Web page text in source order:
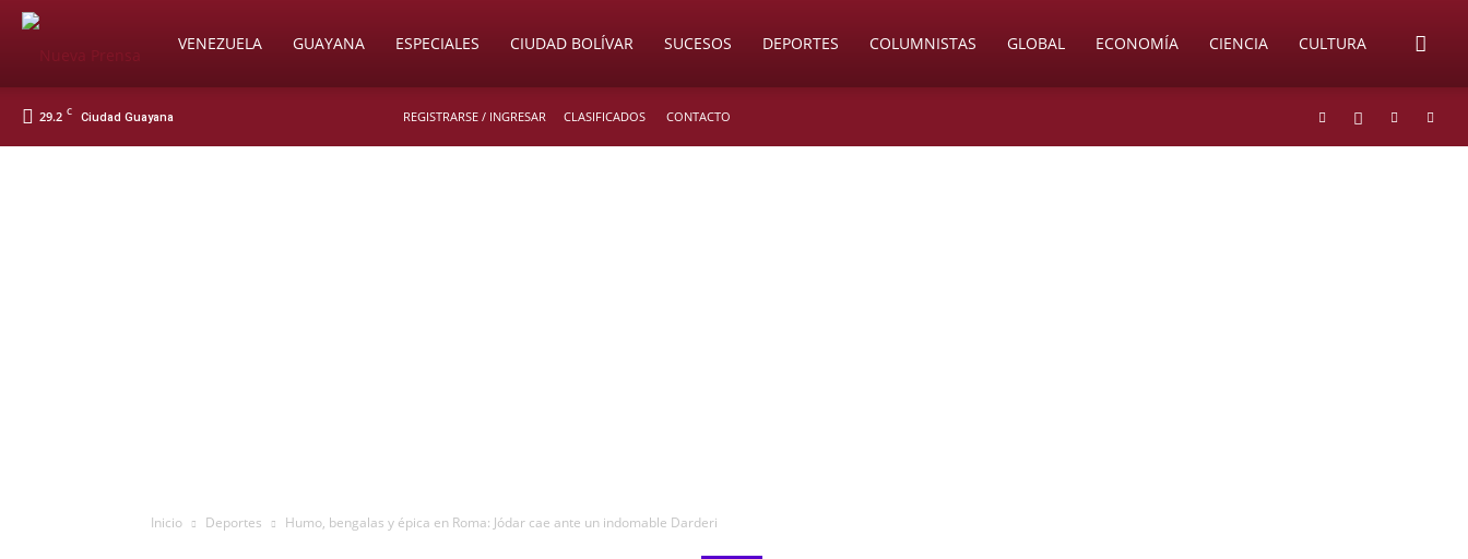
SoyVENEZUELA GUAYANA ESPECIALES CIUDAD BOLÍVAR SUCESOS DEPORTES COLUMNISTAS GLOBAL ECONOMÍA CIENCIA CULTURA
29.2 C Ciudad Guayana REGISTRARSE / INGRESAR CLASIFICADOS CONTACTO
Inicio Deportes Humo, bengalas y épica en Roma: Jódar cae ante un indomable Darderi